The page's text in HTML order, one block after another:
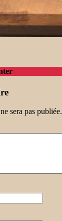
sera pas publiée.